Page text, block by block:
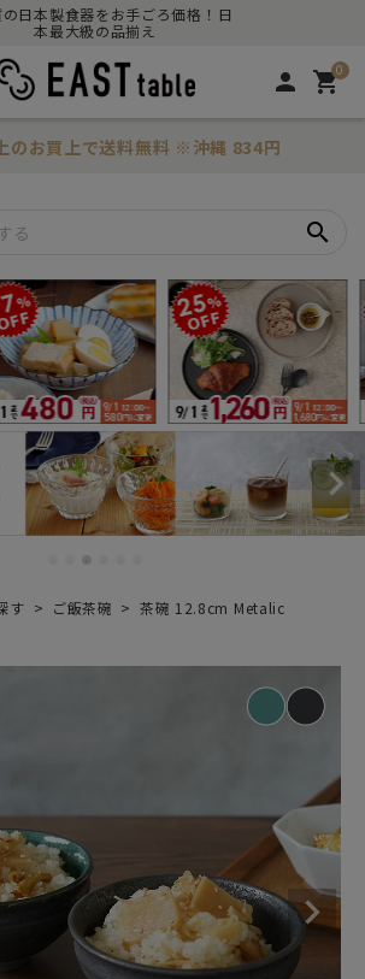
の日本製食器をお手ごろ価格！日
本最大級の品揃え
person 0
shopping_cart
のお買上で送料無料 ※沖縄 834円
search
す ご飯茶碗 茶碗 12.8cm Metalic